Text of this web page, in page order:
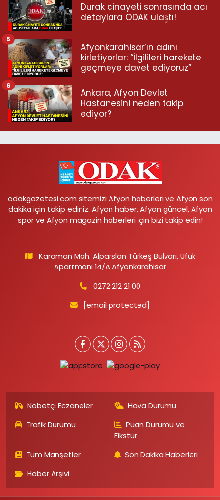
Durak cinayeti sonrasında acı
detaylara ODAK ulaştı!
Afyonkarahisar’ın adını
kirletiyorlar: “İlgilileri harekete
geçmeye davet ediyoruz”
5
Ankara, Afyon Devlet
Hastanesini neden takip
ediyor?
6
odakgazetesi.com sitemizi Afyon haberleri ve Afyon son
dakika için takip ediniz. Afyon haber, Afyon güncel, Afyon
spor ve Afyon magazin haberleri için bizi takip edin!
Karaman Mah. Alparslan Türkeş Bulvarı, Ufuk
Apartmanı 14/A Afyonkarahisar
0272 212 21 00
[email protected]
Nöbetçi Eczaneler
Hava Durumu
Trafik Durumu
Puan Durumu ve
Fikstür
Tüm Manşetler
Son Dakika Haberleri
Haber Arşivi